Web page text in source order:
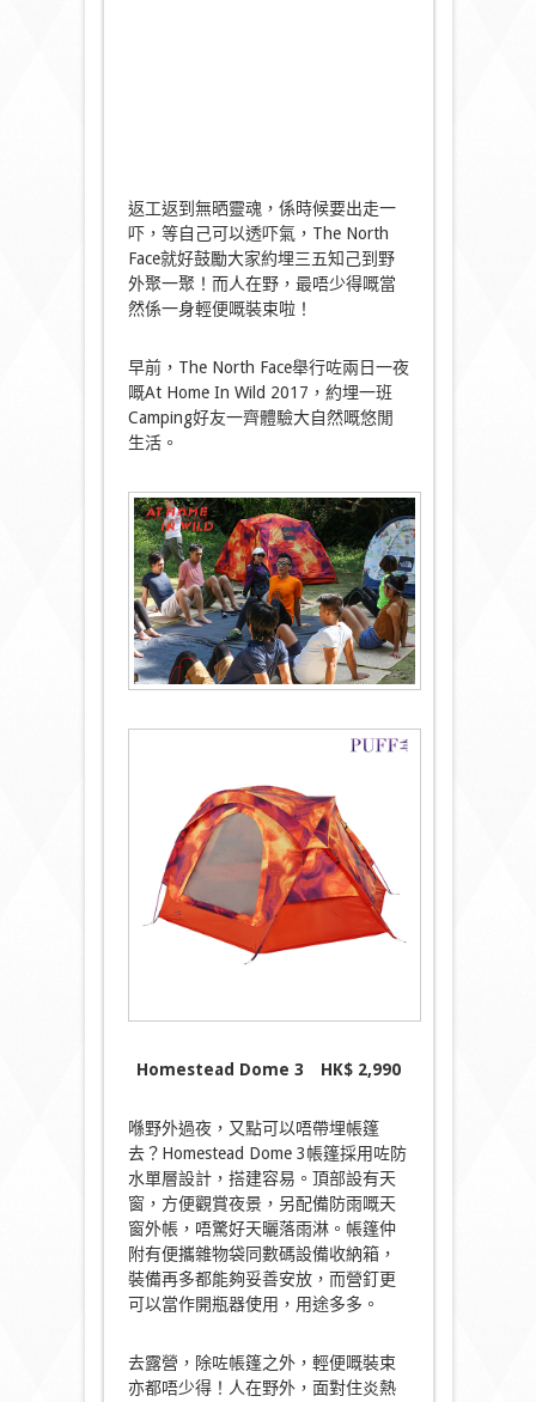
返工返到無晒靈魂，係時候要出走一
吓，等自己可以透吓氣，The North
Face就好鼓勵大家約埋三五知己到野
外聚一聚！而人在野，最唔少得嘅當
然係一身輕便嘅裝束啦！
早前，The North Face舉行咗兩日一夜
嘅At Home In Wild 2017，約埋一班
Camping好友一齊體驗大自然嘅悠閒
生活。
Homestead Dome 3 HK$ 2,990
喺野外過夜，又點可以唔帶埋帳篷
去？Homestead Dome 3帳篷採用咗防
水單層設計，搭建容易。頂部設有天
窗，方便觀賞夜景，另配備防雨嘅天
窗外帳，唔驚好天曬落雨淋。帳篷仲
附有便攜雜物袋同數碼設備收納箱，
裝備再多都能夠妥善安放，而營釘更
可以當作開瓶器使用，用途多多。
去露營，除咗帳篷之外，輕便嘅裝束
亦都唔少得！人在野外，面對住炎熱